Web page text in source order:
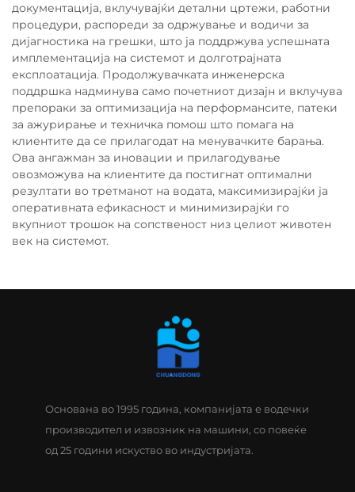
документација, вклучувајќи детални цртежи, работни
процедури, распореди за одржување и водичи за
дијагностика на грешки, што ја поддржува успешната
имплементација на системот и долготрајната
експлоатација. Продолжувачката инженерска
поддршка надминува само почетниот дизајн и вклучува
препораки за оптимизација на перформансите, патеки
за ажурирање и техничка помош што помага на
клиентите да се прилагодат на менувачките барања.
Ова ангажман за иновации и прилагодување
овозможува на клиентите да постигнат оптимални
резултати во третманот на водата, максимизирајќи ја
оперативната ефикасност и минимизирајќи го
вкупниот трошок на сопственост низ целиот животен
век на системот.
Основана во 1995 година, компанијата е водечки
производител и извозник на машини, со повеќе
од 25 години искуство во индустријата.